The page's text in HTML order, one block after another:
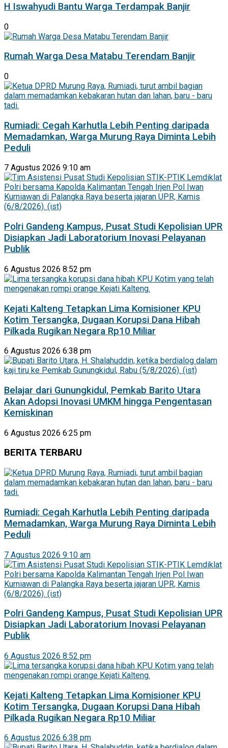
H Iswahyudi Bantu Warga Terdampak Banjir
0
Rumah Warga Desa Matabu Terendam Banjir
0
Rumiadi: Cegah Karhutla Lebih Penting daripada
Memadamkan, Warga Murung Raya Diminta Lebih
Peduli
7 Agustus 2026 9:10 am
Polri Gandeng Kampus, Pusat Studi Kepolisian UPR
Disiapkan Jadi Laboratorium Inovasi Pelayanan
Publik
6 Agustus 2026 8:52 pm
Kejati Kalteng Tetapkan Lima Komisioner KPU
Kotim Tersangka, Dugaan Korupsi Dana Hibah
Pilkada Rugikan Negara Rp10 Miliar
6 Agustus 2026 6:38 pm
Belajar dari Gunungkidul, Pemkab Barito Utara
Akan Adopsi Inovasi UMKM hingga Pengentasan
Kemiskinan
6 Agustus 2026 6:25 pm
BERITA TERBARU
Rumiadi: Cegah Karhutla Lebih Penting daripada
Memadamkan, Warga Murung Raya Diminta Lebih
Peduli
7 Agustus 2026 9:10 am
Polri Gandeng Kampus, Pusat Studi Kepolisian UPR
Disiapkan Jadi Laboratorium Inovasi Pelayanan
Publik
6 Agustus 2026 8:52 pm
Kejati Kalteng Tetapkan Lima Komisioner KPU
Kotim Tersangka, Dugaan Korupsi Dana Hibah
Pilkada Rugikan Negara Rp10 Miliar
6 Agustus 2026 6:38 pm